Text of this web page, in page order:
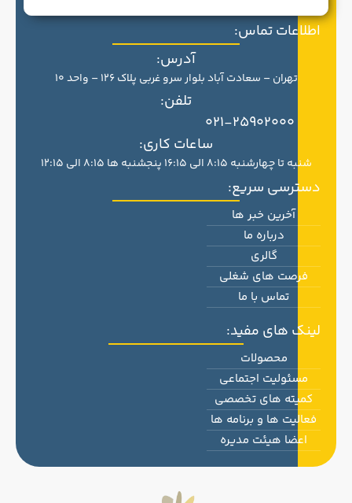
اطلاعات تماس:
آدرس:
تهران – سعادت آباد بلوار سرو غربی پلاک 126 – واحد 10
تلفن:
021-25902000
ساعات کاری:
شنبه تا چهارشنبه 8:15 الی 16:15 پنجشنبه ها 8:15 الی 12:15
دسترسی سریع:
آخرین خبر ها
درباره ما
گالری
فرصت های شغلی
تماس با ما
لینک های مفید:
محصولات
مسئولیت اجتماعی
کمیته های تخصصی
فعالیت ها و برنامه ها
اعضا هیئت مدیره